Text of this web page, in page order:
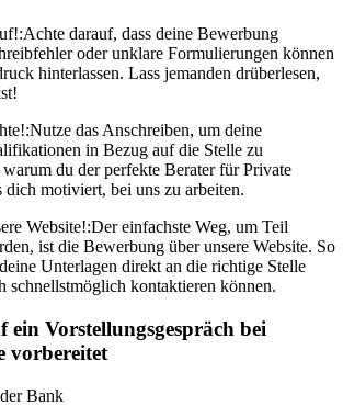
Achte darauf, dass deine Bewerbung
oder unklare Formulierungen können
hinterlassen. Lass jemanden drüberlesen,
Nutze das Anschreiben, um deine
in Bezug auf die Stelle zu
du der perfekte Berater für Private
motiviert, bei uns zu arbeiten.
Website!:Der einfachste Weg, um Teil
ist die Bewerbung über unsere Website. So
Unterlagen direkt an die richtige Stelle
schnellstmöglich kontaktieren können.
ein Vorstellungsgespräch bei
vorbereitet
Bank